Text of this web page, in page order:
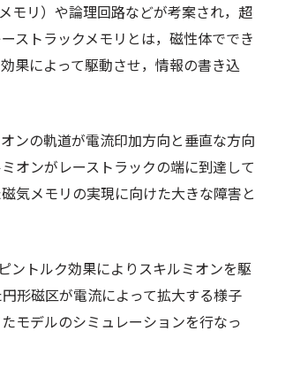
モリ）や論理回路などが考案され，超
ストラックメモリとは，磁性体ででき
果によって駆動させ，情報の書き込
ンの軌道が電流印加方向と垂直な方向
オンがレーストラックの端に到達して
気メモリの実現に向けた大きな障害と
ントルク効果によりスキルミオンを駆
形磁区が電流によって拡大する様子
モデルのシミュレーションを行なっ